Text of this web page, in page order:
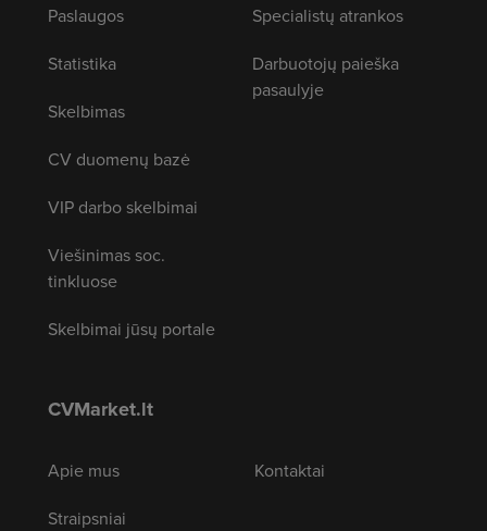
Paslaugos
Statistika
Skelbimas
CV duomenų bazė
VIP darbo skelbimai
Viešinimas soc.
tinkluose
Skelbimai jūsų portale
Specialistų atrankos
Darbuotojų paieška
pasaulyje
CVMarket.lt
Apie mus
Straipsniai
Kontaktai